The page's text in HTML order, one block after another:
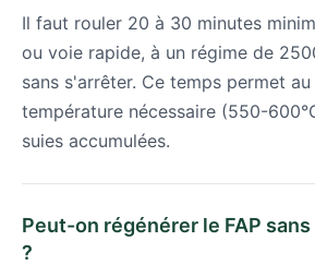
Il faut rouler 20 à 30 minutes
ou voie rapide, à un régime de
sans s'arrêter. Ce temps permet
température nécessaire (550-
suies accumulées.
Peut-on régénérer le FAP
?